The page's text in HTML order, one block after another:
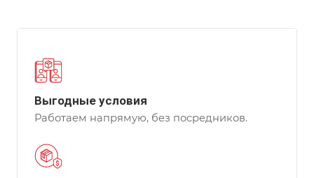
Выгодные условия
Работаем напрямую, без посредников.